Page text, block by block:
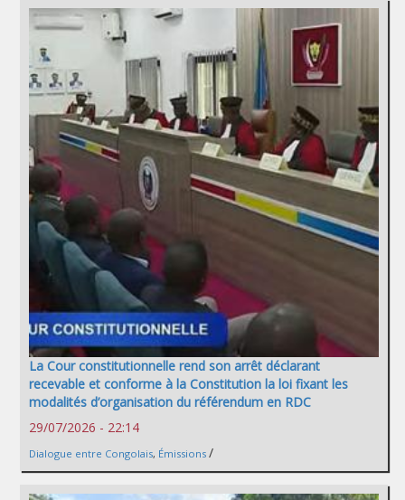
La Cour constitutionnelle rend son arrêt déclarant
recevable et conforme à la Constitution la loi fixant les
modalités d’organisation du référendum en RDC
29/07/2026 - 22:14
Dialogue entre Congolais, Émissions /